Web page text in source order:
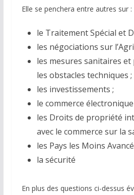
Elle se penchera entre autres sur :
le Traitement Spécial et
les négociations sur
les mesures sanitaires
les obstacles techniques ;
les investissements ;
le commerce électronique
les Droits de propriété
avec le commerce sur la
les Pays les Moins
la sécurité
En plus des questions ci-dessus